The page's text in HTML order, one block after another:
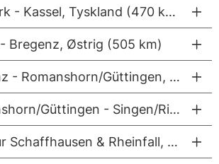
Dag 1: Danmark - Kassel, Tyskland (470 km/455 km/435 km)
Bregenz, Østrig (505 km)
Dag 3: Bregenz - Romanshorn/Güttingen, Schweiz (45/56 km på cykel)
Dag 4: Romanshorn/Güttingen - Singen/Rielasingen, Tyskland (54/63 km på cykel)
Dag 5: Rundtur Schaffhausen & Rheinfall, Schweiz (55 km på cykel)